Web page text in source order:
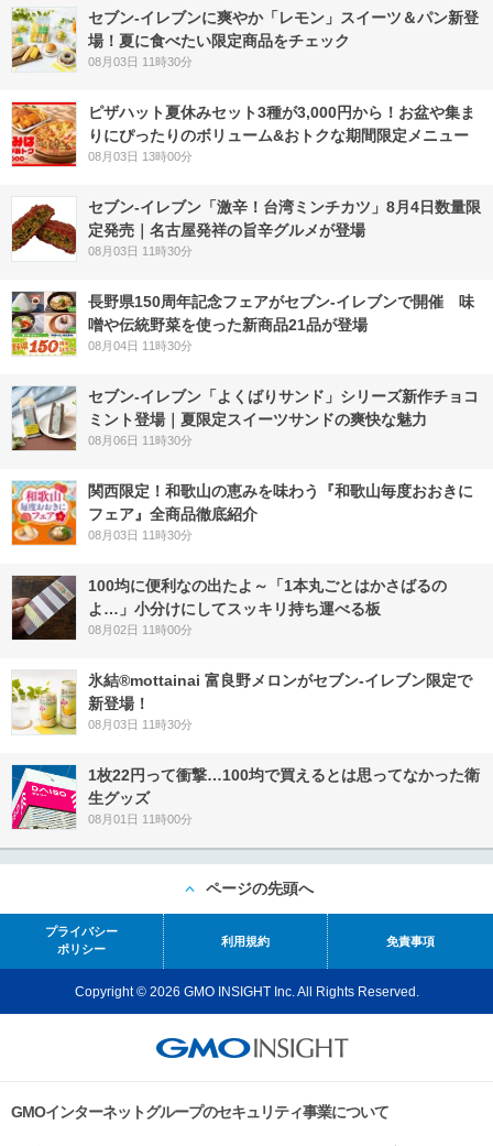
セブン‐イレブンに爽やか「レモン」スイーツ＆パン新登
場！夏に食べたい限定商品をチェック
08月03日 11時30分
ピザハット夏休みセット3種が3,000円から！お盆や集ま
りにぴったりのボリューム&おトクな期間限定メニュー
08月03日 13時00分
セブン-イレブン「激辛！台湾ミンチカツ」8月4日数量限
定発売｜名古屋発祥の旨辛グルメが登場
08月03日 11時30分
長野県150周年記念フェアがセブン-イレブンで開催 味
噌や伝統野菜を使った新商品21品が登場
08月04日 11時30分
セブン‐イレブン「よくばりサンド」シリーズ新作チョコ
ミント登場｜夏限定スイーツサンドの爽快な魅力
08月06日 11時30分
関西限定！和歌山の恵みを味わう『和歌山毎度おおきに
フェア』全商品徹底紹介
08月03日 11時30分
100均に便利なの出たよ～「1本丸ごとはかさばるの
よ…」小分けにしてスッキリ持ち運べる板
08月02日 11時00分
氷結®mottainai 富良野メロンがセブン‐イレブン限定で
新登場！
08月03日 11時30分
1枚22円って衝撃…100均で買えるとは思ってなかった衛
生グッズ
08月01日 11時00分
ページの先頭へ
プライバシー
ポリシー
利用規約 免責事項
Copyright © 2026 GMO INSIGHT Inc. All Rights Reserved.
GMOインターネットグループのセキュリティ事業について